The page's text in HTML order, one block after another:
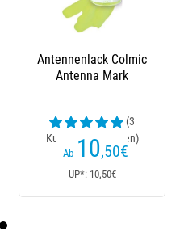
Antennenlack Colmic
Antenna Mark
(3
Kundenrezensionen)
Ab 10,50€
UP*: 10,50€